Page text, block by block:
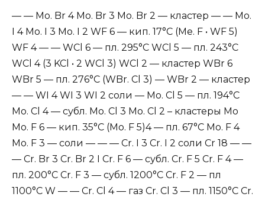
— — Mo. Br 4 Mo. Br 3 Mo. Br 2 — кластер — — Mo.
I 4 Mo. I 3 Mo. I 2 WF 6 — кип. 17°С (Me. F • WF 5)
WF 4 — — WCl 6 — пл. 295°С WCl 5 — пл. 243°С
WCl 4 (3 KCl • 2 WCl 3) WCl 2 — кластер WBr 6
WBr 5 — пл. 276°С (WBr. Cl 3) — WBr 2 — кластер
— — WI 4 WI 3 WI 2 соли — Mo. Cl 5 — пл. 194°С
Mo. Cl 4 — субл. Mo. Cl 3 Mo. Cl 2 – кластеры Mo
Mo. F 6 — кип. 35°С (Mo. F 5)4 — пл. 67°С Mo. F 4
Mo. F 3 — соли — — — Cr. I 3 Cr. I 2 соли Cr 18 — —
— Cr. Br 3 Cr. Br 2 I Cr. F 6 — субл. Cr. F 5 Cr. F 4 —
пл. 200°С Cr. F 3 — субл. 1200°С Cr. F 2 — пл
1100°С W — — Cr. Cl 4 — газ Cr. Cl 3 — пл. 1150°С Cr.